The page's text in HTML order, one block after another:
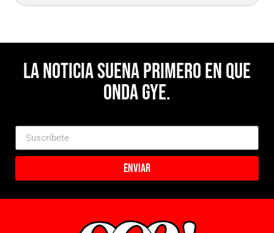
La noticia suena primero en Que
Onda Gye.
Enviar